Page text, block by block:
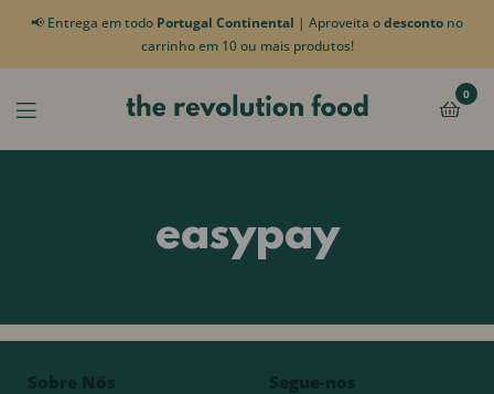
📢 Entrega em todo Portugal Continental | Aproveita odesconto no
carrinho em 10 ou mais produtos!
0
easypay
Sobre Nós Segue-nos